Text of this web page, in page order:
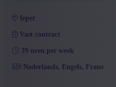
ieper
Vast contract
39 uren per week
Nederlands, Engels, Frans